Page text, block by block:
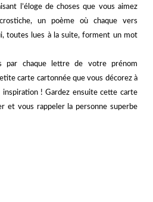
l’éloge de choses que vous aimez
un poème où chaque vers
toutes lues à la suite, forment un mot
par chaque lettre de votre prénom
carte cartonnée que vous décorez à
! Gardez ensuite cette carte
et vous rappeler la personne superbe